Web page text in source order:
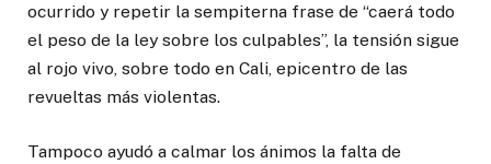
ocurrido y repetir la sempiterna frase de “caerá todo
el peso de la ley sobre los culpables”, la tensión sigue
al rojo vivo, sobre todo en Cali, epicentro de las
revueltas más violentas.
Tampoco ayudó a calmar los ánimos la falta de